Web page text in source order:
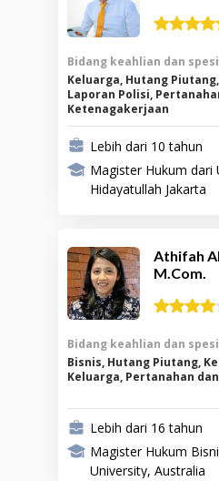
Bidang keahlian dan
Keluarga, Hutang
Laporan Polisi,
Ketenagakerjaan
Lebih dari 10 tahun
Magister Hukum dari
Hidayatullah Jakarta
Athifah
M.Com.
Bidang keahlian dan
Bisnis, Hutang Piutang,
Keluarga, Pertanahan
Lebih dari 16 tahun
Magister Hukum
University, Australia